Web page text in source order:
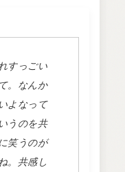
すっごい
。なんか
よなって
うのを共
笑うのが
。共感し